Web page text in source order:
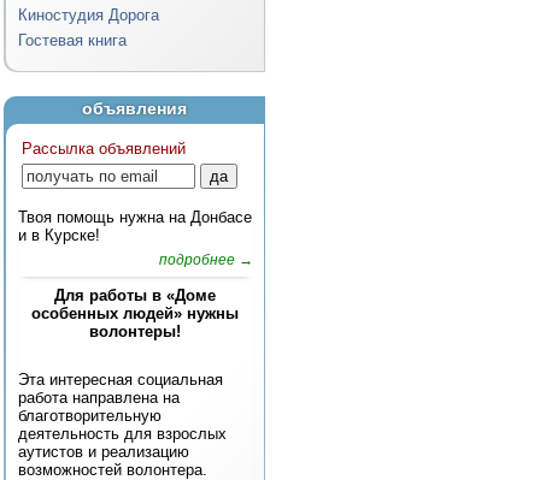
Киностудия Дорога
Гостевая книга
объявления
Рассылка объявлений
Твоя помощь нужна на Донбасе
и в Курске!
подробнее →
Для работы в «Доме
особенных людей» нужны
волонтеры!
Эта интересная социальная
работа направлена на
благотворительную
деятельность для взрослых
аутистов и реализацию
возможностей волонтера.